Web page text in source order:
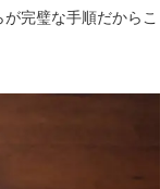
完璧な手順だからこ